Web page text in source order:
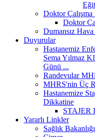
Doktor Çalışma
Doktor
Dumansız Hava
Duyurular
Hastanemiz
Sema Yılmaz
Günü ...
Randevular
MHRS'nin Üç
Hastanemize
Dikkatine
Yararlı Linkler
Sağlık Bakanlığı